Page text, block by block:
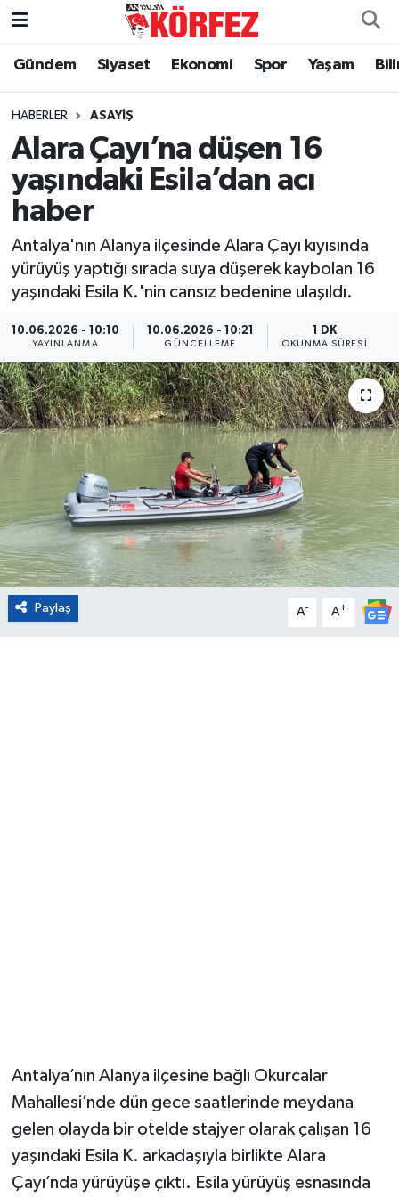
Gündem Siyaset Ekonomi Spor Yaşam
HABERLER ASAYIŞ
Alara Çayı’na düşen 16
yaşındaki Esila’dan acı
haber
Antalya'nın Alanya ilçesinde Alara Çayı kıyısında
yürüyüş yaptığı sırada suya düşerek kaybolan 16
yaşındaki Esila K.'nin cansız bedenine ulaşıldı.
10.06.2026 - 10:10
YAYINLANMA
10.06.2026 - 10:21
GÜNCELLEME
1 DK
OKUNMA SÜRESI
Paylaş A- A+
Antalya’nın Alanya ilçesine bağlı Okurcalar
Mahallesi’nde dün gece saatlerinde meydana
gelen olayda bir otelde stajyer olarak çalışan 16
yaşındaki Esila K. arkadaşıyla birlikte Alara
Çayı’nda yürüyüşe çıktı. Esila yürüyüş esnasında
Gündem
Siyaset
Yerel Yönetim
Ekonomi
Spor
Yaşam
Asayiş
Dünya
Eğitim
Sağlık
Magazin
Turizm
Çevre
Nöbetçi Eczaneler
Hava Durumu
Trafik Durumu
Süper Lig Puan Durumu ve Fikstür
Tüm Manşetler
Son Dakika Haberleri
Haber Arşivi